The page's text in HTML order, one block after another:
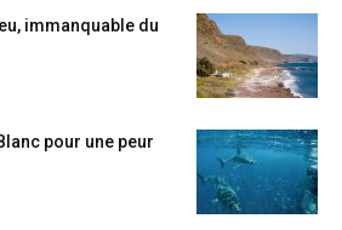
immanquable du
pour une peur